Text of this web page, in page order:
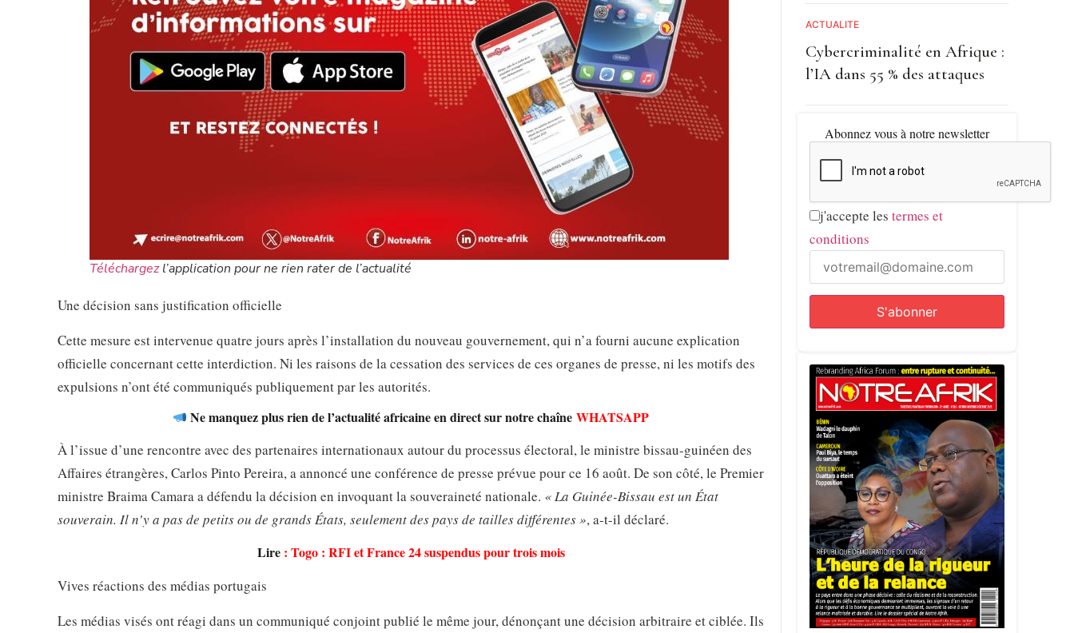
Téléchargezl’application pour ne rien rater de l’actualité
Une décision sans justification officielle
Cette mesure est intervenue quatre jours après l’installation du nouveau gouvernement, qui n’a fourni aucune explication
officielle concernant cette interdiction. Ni les raisons de la cessation des services de ces organes de presse, ni les motifs des
expulsions n’ont été communiqués publiquement par les autorités.
Ne manquez plus rien de l’actualité africaine en direct sur notre chaîneWHATSAPP
À l’issue d’une rencontre avec des partenaires internationaux autour du processus électoral, le ministre bissau-guinéen des
Affaires étrangères, Carlos Pinto Pereira, a annoncé une conférence de presse prévue pour ce 16 août. De son côté, le Premier
ministre Braima Camara a défendu la décision en invoquant la souveraineté nationale. « La Guinée-Bissau est un État
souverain. Il n’y a pas de petits ou de grands États, seulement des pays de tailles différentes », a-t-il déclaré.
Lire : Togo : RFI et France 24 suspendus pour trois mois
Vives réactions des médias portugais
Les médias visés ont réagi dans un communiqué conjoint publié le même jour, dénonçant une décision arbitraire et ciblée. Ils
ACTUALITE
Cybercriminalité en Afrique :
l’IA dans 55 % des attaques
Abonnez vous à notre newsletter
j'accepte les termes et
conditions